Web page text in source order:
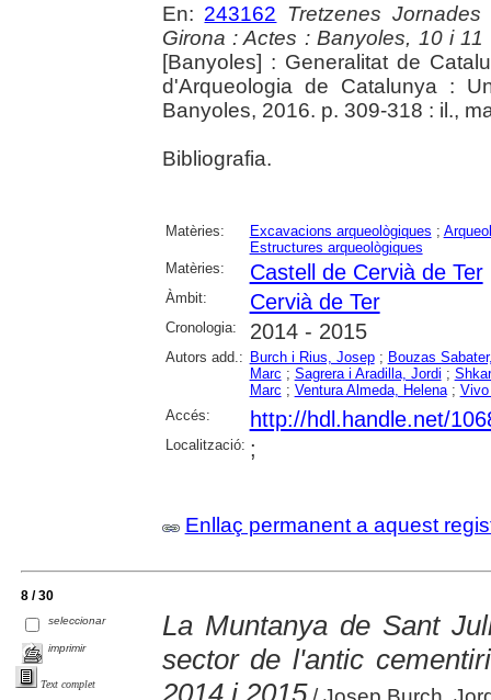
En: 243162 Tretzenes
Girona : Actes : Banyoles, 10 i
[Banyoles] : Generalitat de
d'Arqueologia de Catalunya :
Banyoles, 2016. p. 309-318 : il.,
Bibliografia.
Matèries: Excavacions arqueològiques ;
Estructures arqueològiques
Matèries:
Castell de Cervià de Ter
Àmbit: Cervià de Ter
Cronologia: 2014 - 2015
Autors add.: Burch i Rius, Josep; Bouzas
Marc ; Sagrera i Aradilla, Jordi ;
Marc ; Ventura Almeda, Helena;
Accés:
http://hdl.handle.net/
Localització: ;
Enllaç permanent a aquest
8 / 30
seleccionar
imprimir
Text complet
La Muntanya de Sant
sector de l'antic
2014 i 2015